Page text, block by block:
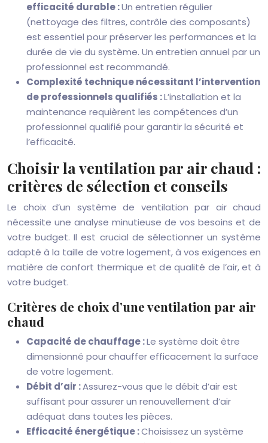
efficacité durable :Un entretien régulier
(nettoyage des filtres, contrôle des composants)
est essentiel pour préserver les performances et la
durée de vie du système. Un entretien annuel par un
professionnel est recommandé.
Complexité technique nécessitant l’intervention
de professionnels qualifiés :L’installation et la
maintenance requièrent les compétences d’un
professionnel qualifié pour garantir la sécurité et
l’efficacité.
Choisir la ventilation par air chaud :
critères de sélection et conseils
Le choix d’un système de ventilation par air chaud
nécessite une analyse minutieuse de vos besoins et de
votre budget. Il est crucial de sélectionner un système
adapté à la taille de votre logement, à vos exigences en
matière de confort thermique et de qualité de l’air, et à
votre budget.
Critères de choix d’une ventilation par air
chaud
Capacité de chauffage :Le système doit être
dimensionné pour chauffer efficacement la surface
de votre logement.
Débit d’air :Assurez-vous que le débit d’air est
suffisant pour assurer un renouvellement d’air
adéquat dans toutes les pièces.
Efficacité énergétique :Choisissez un système